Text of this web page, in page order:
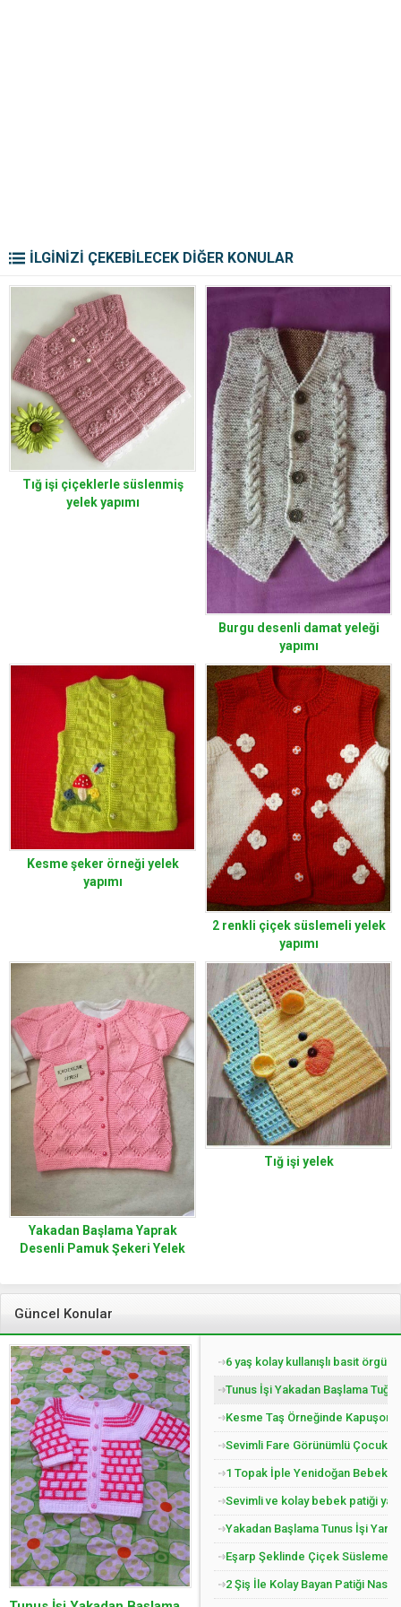
İLGİNİZİ ÇEKEBİLECEK DİĞER KONULAR
Tığ işi çiçeklerle süslenmiş
yelek yapımı
Burgu desenli damat yeleği
yapımı
Kesme şeker örneği yelek
yapımı
2 renkli çiçek süslemeli yelek
yapımı
Yakadan Başlama Yaprak
Desenli Pamuk Şekeri Yelek
Tığ işi yelek
Güncel Konular
6 yaş kolay kullanışlı basit örgü
Tunus İşi Yakadan Başlama
Kesme Taş Örneğinde
Sevimli Fare Görünümlü Çocuk
1 Topak İple Yenidoğan Bebek
Sevimli ve kolay bebek patiği
Yakadan Başlama Tunus İşi
Eşarp Şeklinde Çiçek Süslemeli
2 Şiş İle Kolay Bayan Patiği Nasıl